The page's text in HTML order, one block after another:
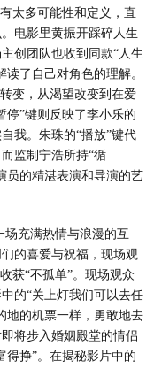
太多可能性和定义，直
电影里黄振开踩碎人生
创团队也收到同款“人生
了自己对角色的理解。
变，从渴望改变到在爱
停”键则反映了李小乐的
我。朱珠的“播放”键代
监制宁浩所持“循
员的精湛表演和导演的艺
充满热情与浪漫的互
的喜爱与祝福，现场观
获“不孤单”。现场观众
的“关上灯我们可以去任
地的机票一样，勇敢地去
将步入婚姻殿堂的情侣
得挣”。在揭秘影片中的